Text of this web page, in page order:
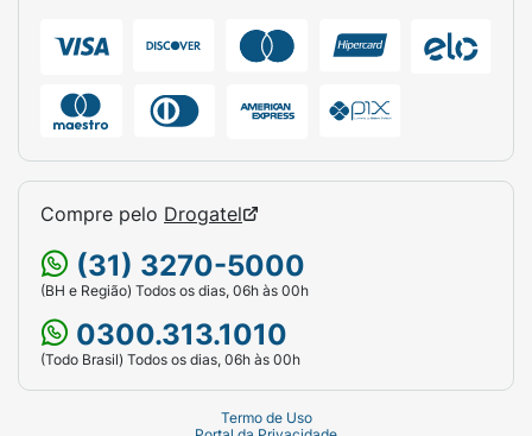
Compre pelo Drogatel
(31) 3270-5000
(BH e Região) Todos os dias, 06h às 00h
0300.313.1010
(Todo Brasil) Todos os dias, 06h às 00h
Termo de Uso